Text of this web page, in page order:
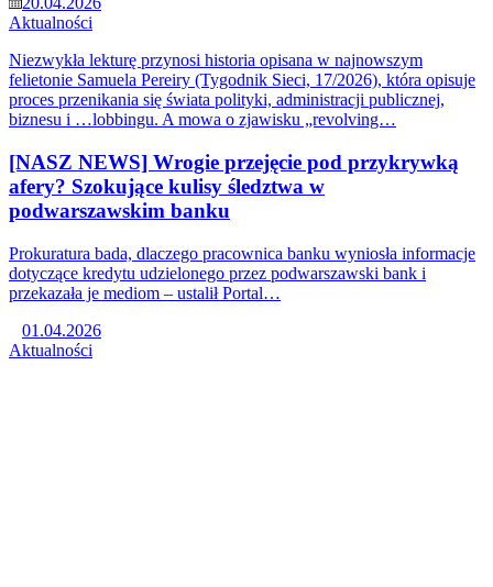
Aktualności
Niezwykła lekturę przynosi historia opisana w najnowszym
felietonie Samuela Pereiry (Tygodnik Sieci, 17/2026), która opisuje
proces przenikania się świata polityki, administracji publicznej,
biznesu i …lobbingu. A mowa o zjawisku „revolving…
[NASZ NEWS] Wrogie przejęcie pod przykrywką
afery? Szokujące kulisy śledztwa w
podwarszawskim banku
Prokuratura bada, dlaczego pracownica banku wyniosła informacje
dotyczące kredytu udzielonego przez podwarszawski bank i
przekazała je mediom – ustalił Portal…
01.04.2026
Aktualności